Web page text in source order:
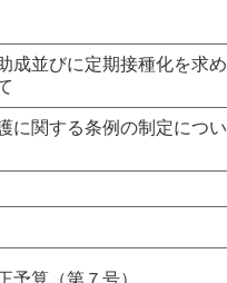
成並びに定期接種化を求め
に関する条例の制定につい
予算（第７号）